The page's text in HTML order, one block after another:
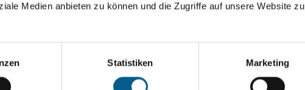
Medien anbieten zu können und die Zugriffe auf unsere Website zu
Statistiken Marketing
Suchen
Filter: